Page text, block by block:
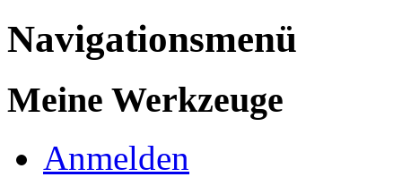
Navigationsmenü
Meine Werkzeuge
Anmelden